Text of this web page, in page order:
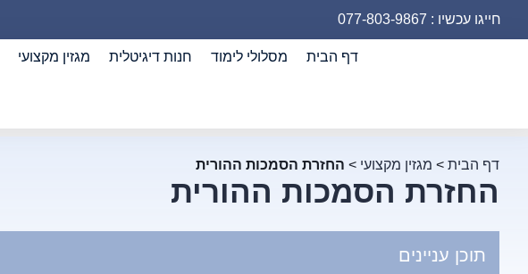
חייגו עכשיו : 077-803-9867
דף הבית מסלולי לימוד חנות דיגיטלית מגזין מקצועי
דף הבית > מגזין מקצועי > החזרת הסמכות ההורית
החזרת הסמכות ההורית
תוכן עניינים